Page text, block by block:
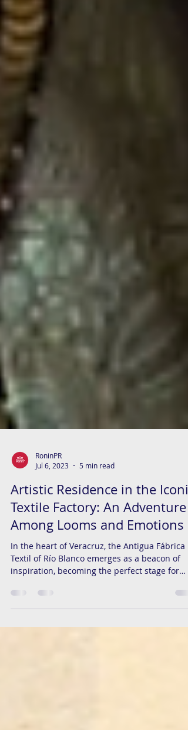
RoninPR
Jul 6, 2023
5 min read
Artistic Residence in the Iconic
Textile Factory: An Adventure
Among Looms and Emotions
In the heart of Veracruz, the Antigua Fábrica